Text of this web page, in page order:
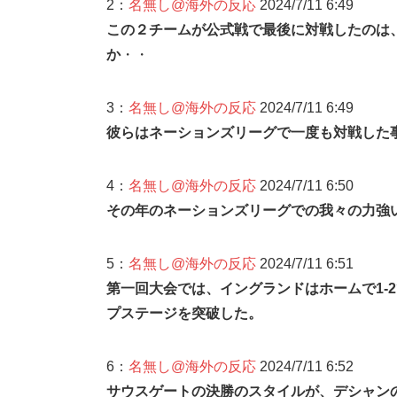
2： 名無し@海外の反応 2024/7/11 6:49
この２チームが公式戦で最後に対戦したの
か・・
3： 名無し@海外の反応 2024/7/11 6:49
彼らはネーションズリーグで一度も対戦した
4： 名無し@海外の反応 2024/7/11 6:50
その年のネーションズリーグでの我々の力
5： 名無し@海外の反応 2024/7/11 6:51
第一回大会では、イングランドはホームで
プステージを突破した。
6： 名無し@海外の反応 2024/7/11 6:52
サウスゲートの決勝のスタイルが、デシャ